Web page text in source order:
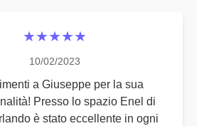
★★★★★
10/02/2023
a Giuseppe per la sua
Presso lo spazio Enel di
è stato eccellente in ogni